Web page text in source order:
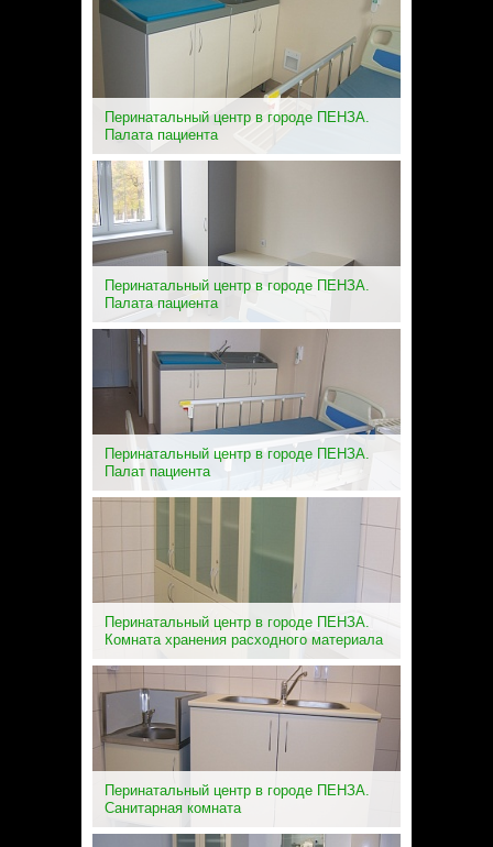
Перинатальный центр в городе ПЕНЗА.
Палата пациента
Перинатальный центр в городе ПЕНЗА.
Палата пациента
Перинатальный центр в городе ПЕНЗА.
Палат пациента
Перинатальный центр в городе ПЕНЗА.
Комната хранения расходного материала
Перинатальный центр в городе ПЕНЗА.
Санитарная комната